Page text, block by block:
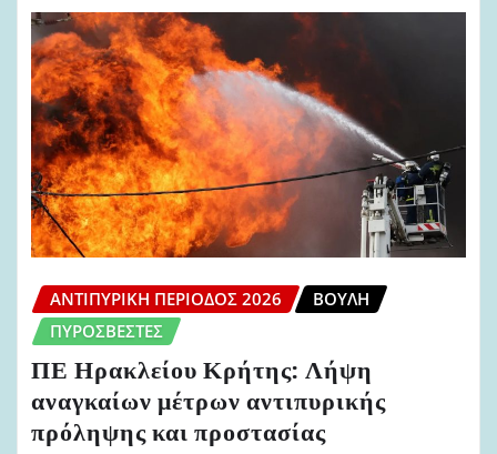
ΑΝΤΙΠΥΡΙΚΉ ΠΕΡΊΟΔΟΣ 2026
ΒΟΥΛΉ
ΠΥΡΟΣΒΈΣΤΕΣ
ΠΕ Ηρακλείου Κρήτης: Λήψη
αναγκαίων μέτρων αντιπυρικής
πρόληψης και προστασίας